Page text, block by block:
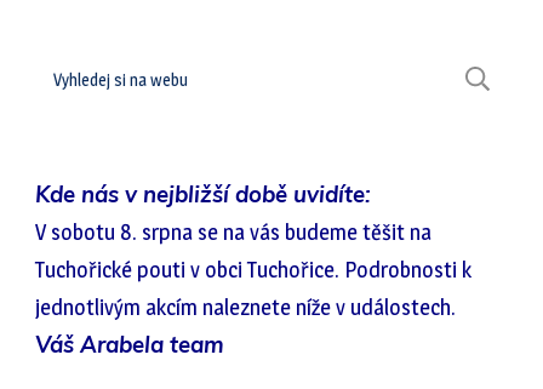
Kde nás v nejbližší době uvidíte:
V sobotu 8. srpna se na vás budeme těšit na
Tuchořické pouti v obci Tuchořice. Podrobnosti k
jednotlivým akcím naleznete níže v událostech.
Váš Arabela team